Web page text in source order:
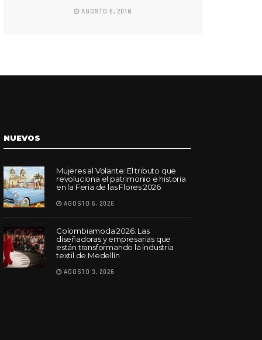
AGOSTO 6, 2018
NUEVOS
Mujeres al Volante: El tributo que
revoluciona el patrimonio e historia
en la Feria de las Flores 2026
AGOSTO 6, 2026
Colombiamoda 2026: Las
diseñadoras y empresarias que
están transformando la industria
textil de Medellín
AGOSTO 3, 2026